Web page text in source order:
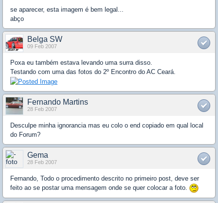
se aparecer, esta imagem é bem legal...
abço
Belga SW
09 Feb 2007
Poxa eu também estava levando uma surra disso.
Testando com uma das fotos do 2º Encontro do AC Ceará.
Fernando Martins
28 Feb 2007
Desculpe minha ignorancia mas eu colo o end copiado em qual local
do Forum?
Gema
28 Feb 2007
Fernando, Todo o procedimento descrito no primeiro post, deve ser
feito ao se postar uma mensagem onde se quer colocar a foto.